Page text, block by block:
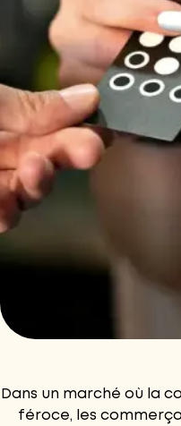
Dans un marché où la
féroce, les